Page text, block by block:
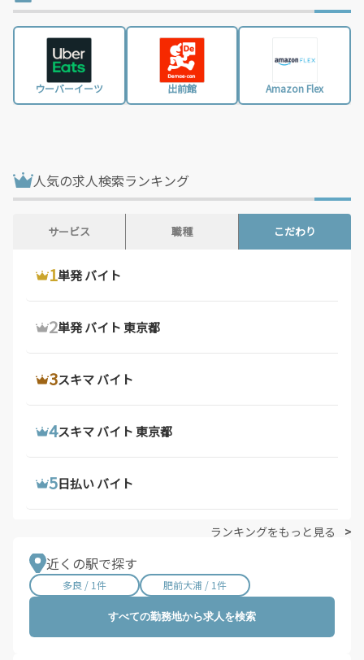
愛知県 / 2,970件
三重県 / 996件
滋賀県 / 645件
京都府 / 1,394件
大阪府 / 3,197件
兵庫県 / 2,450件
奈良県 / 617件
和歌山県 / 294件
香川県 / 497件
愛媛県 / 435件
福岡県 / 1,676件
佐賀県 / 192件
ウーバーイーツ 出前館 Amazon Flex
人気の求人検索ランキング
サービス
1ウーバーイーツ 配達員
2ウーバーイーツ バイト
3ウーバーイーツ バイト 東京都
4ウーバーイーツ 配達員 大阪府
5ウーバーイーツ 求人
職種
1ドライバー 求人
2デリバリー バイト
3軽 貨物 求人
4配達 バイト
5トラック 運転 手 求人
こだわり
1単発 バイト
2単発 バイト 東京都
3スキマ バイト
4スキマ バイト 東京都
5日払い バイト
ランキングをもっと見る
近くの駅で探す
多良 / 1件 肥前大浦 / 1件
すべての勤務地から求人を検索